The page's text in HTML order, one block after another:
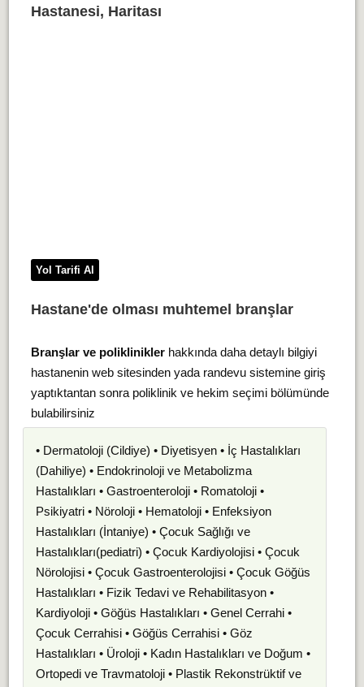
Hastanesi, Haritası
Yol Tarifi Al
Hastane'de olması muhtemel branşlar
Branşlar ve polikliniklerhakkında daha detaylı bilgiyi
hastanenin web sitesinden yada randevu sistemine giriş
yaptıktantan sonra poliklinik ve hekim seçimi bölümünde
bulabilirsiniz
• Dermatoloji (Cildiye) • Diyetisyen • İç Hastalıkları
(Dahiliye) • Endokrinoloji ve Metabolizma
Hastalıkları • Gastroenteroloji • Romatoloji •
Psikiyatri • Nöroloji • Hematoloji • Enfeksiyon
Hastalıkları (İntaniye) • Çocuk Sağlığı ve
Hastalıkları(pediatri) • Çocuk Kardiyolojisi • Çocuk
Nörolojisi • Çocuk Gastroenterolojisi • Çocuk Göğüs
Hastalıkları • Fizik Tedavi ve Rehabilitasyon •
Kardiyoloji • Göğüs Hastalıkları • Genel Cerrahi •
Çocuk Cerrahisi • Göğüs Cerrahisi • Göz
Hastalıkları • Üroloji • Kadın Hastalıkları ve Doğum •
Ortopedi ve Travmatoloji • Plastik Rekonstrüktif ve